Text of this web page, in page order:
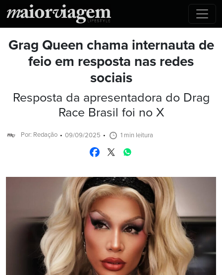
Grag Queen chama internauta de
feio em resposta nas redes
sociais
Resposta da apresentadora do Drag
Race Brasil foi no X
Por: Redação 09/09/2025 1 min leitura